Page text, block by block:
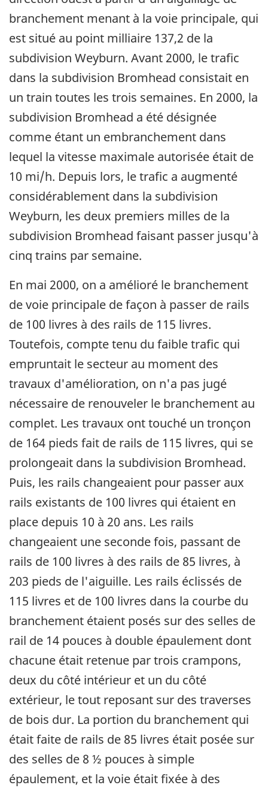
branchement menant à la voie principale, qui
est situé au point milliaire 137,2 de la
subdivision Weyburn. Avant 2000, le trafic
dans la subdivision Bromhead consistait en
un train toutes les trois semaines. En 2000, la
subdivision Bromhead a été désignée
comme étant un embranchement dans
lequel la vitesse maximale autorisée était de
10 mi/h. Depuis lors, le trafic a augmenté
considérablement dans la subdivision
Weyburn, les deux premiers milles de la
subdivision Bromhead faisant passer jusqu'à
cinq trains par semaine.
En mai 2000, on a amélioré le branchement
de voie principale de façon à passer de rails
de 100 livres à des rails de 115 livres.
Toutefois, compte tenu du faible trafic qui
empruntait le secteur au moment des
travaux d'amélioration, on n'a pas jugé
nécessaire de renouveler le branchement au
complet. Les travaux ont touché un tronçon
de 164 pieds fait de rails de 115 livres, qui se
prolongeait dans la subdivision Bromhead.
Puis, les rails changeaient pour passer aux
rails existants de 100 livres qui étaient en
place depuis 10 à 20 ans. Les rails
changeaient une seconde fois, passant de
rails de 100 livres à des rails de 85 livres, à
203 pieds de l'aiguille. Les rails éclissés de
115 livres et de 100 livres dans la courbe du
branchement étaient posés sur des selles de
rail de 14 pouces à double épaulement dont
chacune était retenue par trois crampons,
deux du côté intérieur et un du côté
extérieur, le tout reposant sur des traverses
de bois dur. La portion du branchement qui
était faite de rails de 85 livres était posée sur
des selles de 8 ½ pouces à simple
épaulement, et la voie était fixée à des